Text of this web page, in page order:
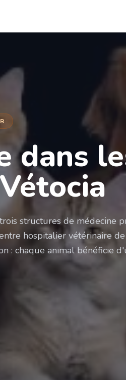
dans
structures de médecine
hospitalier vétérinaire
: chaque animal bénéficie